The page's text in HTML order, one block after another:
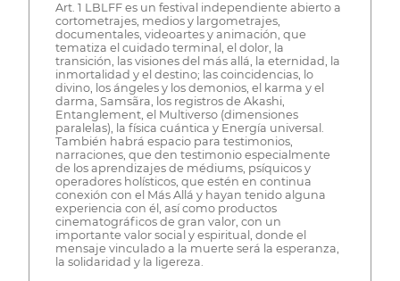
Art. 1 LBLFF es un festival independiente abierto a
cortometrajes, medios y largometrajes,
documentales, videoartes y animación, que
tematiza el cuidado terminal, el dolor, la
transición, las visiones del más allá, la eternidad, la
inmortalidad y el destino; las coincidencias, lo
divino, los ángeles y los demonios, el karma y el
darma, Samsãra, los registros de Akashi,
Entanglement, el Multiverso (dimensiones
paralelas), la física cuántica y Energía universal.
También habrá espacio para testimonios,
narraciones, que den testimonio especialmente
de los aprendizajes de médiums, psíquicos y
operadores holísticos, que estén en continua
conexión con el Más Allá y hayan tenido alguna
experiencia con él, así como productos
cinematográficos de gran valor, con un
importante valor social y espiritual, donde el
mensaje vinculado a la muerte será la esperanza,
la solidaridad y la ligereza.